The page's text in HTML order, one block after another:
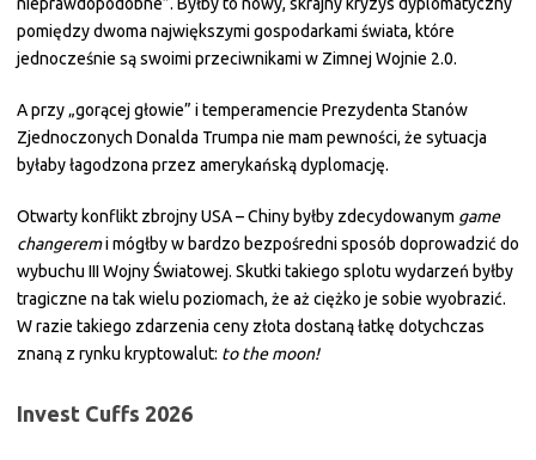
pomiędzy dwoma największymi gospodarkami świata, które
jednocześnie są swoimi przeciwnikami w Zimnej Wojnie 2.0.
A przy „gorącej głowie” i temperamencie Prezydenta Stanów
Zjednoczonych Donalda Trumpa nie mam pewności, że sytuacja
byłaby łagodzona przez amerykańską dyplomację.
Otwarty konflikt zbrojny USA – Chiny byłby zdecydowanym game
changeremi mógłby w bardzo bezpośredni sposób doprowadzić do
wybuchu III Wojny Światowej. Skutki takiego splotu wydarzeń byłby
tragiczne na tak wielu poziomach, że aż ciężko je sobie wyobrazić.
W razie takiego zdarzenia ceny złota dostaną łatkę dotychczas
znaną z rynku kryptowalut: to the moon!
Invest Cuffs 2026